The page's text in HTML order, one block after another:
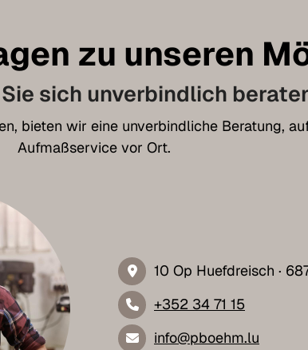
zu unseren
sich unverbindlich
bieten wir eine unverbindliche Beratung,
Aufmaßservice vor Ort.
10 Op Huefdreisch ·
+352 34 71 15
info@pboehm.lu